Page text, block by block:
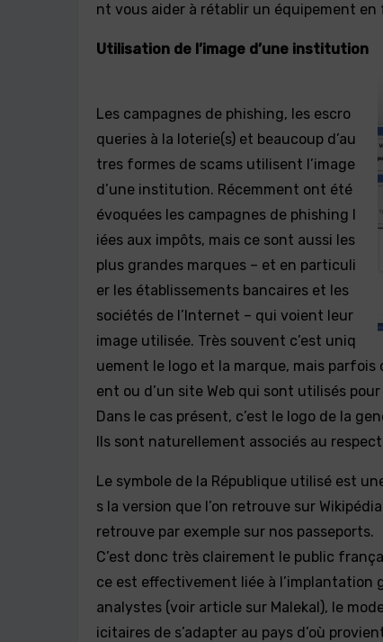
nt vous aider à rétablir un équipement
Utilisation de l’image d’une institution
Les campagnes de phishing, les escro
queries à la loterie(s) et beaucoup d’au
tres formes de scams utilisent l’image
d’une institution. Récemment ont été
évoquées les campagnes de phishing l
iées aux impôts, mais ce sont aussi les
plus grandes marques – et en particuli
er les établissements bancaires et les
sociétés de l’Internet – qui voient leur
image utilisée. Très souvent c’est uniq
uement le logo et la marque, mais parfois
ent ou d’un site Web qui sont utilisés
Dans le cas présent, c’est le logo de la
Ils sont naturellement associés au
Le symbole de la République utilisé est
s la version que l’on retrouve sur
retrouve par exemple sur nos passeports.
C’est donc très clairement le public
ce est effectivement liée à l’implantation
analystes (voir article sur Malekal), le
icitaires de s’adapter au pays d’où